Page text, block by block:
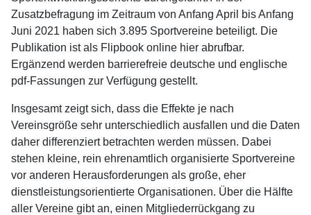
Zusatzbefragung im Zeitraum von Anfang April bis Anfang
Juni 2021 haben sich 3.895 Sportvereine beteiligt. Die
Publikation ist als Flipbook online hier abrufbar.
Ergänzend werden barrierefreie deutsche und englische
pdf-Fassungen zur Verfügung gestellt.
Insgesamt zeigt sich, dass die Effekte je nach
Vereinsgröße sehr unterschiedlich ausfallen und die Daten
daher differenziert betrachten werden müssen. Dabei
stehen kleine, rein ehrenamtlich organisierte Sportvereine
vor anderen Herausforderungen als große, eher
dienstleistungsorientierte Organisationen. Über die Hälfte
aller Vereine gibt an, einen Mitgliederrückgang zu